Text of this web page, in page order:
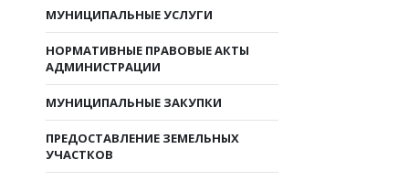
МУНИЦИПАЛЬНЫЕ УСЛУГИ
НОРМАТИВНЫЕ ПРАВОВЫЕ АКТЫ
АДМИНИСТРАЦИИ
МУНИЦИПАЛЬНЫЕ ЗАКУПКИ
ПРЕДОСТАВЛЕНИЕ ЗЕМЕЛЬНЫХ
УЧАСТКОВ